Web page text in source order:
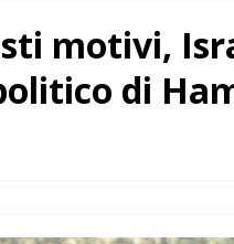
motivi,
di